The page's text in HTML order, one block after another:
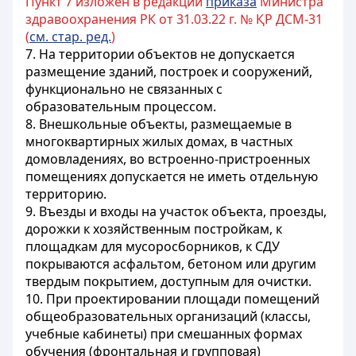
здравоохранения РК от 31.03.22 г. № ҚР ДСМ-31
(см. стар. ред.)
7. На территории объектов не допускается
размещение зданий, построек и сооружений,
функционально не связанных с
образовательным процессом.
8. Внешкольные объекты, размещаемые в
многоквартирных жилых домах, в частных
домовладениях, во встроенно-пристроенных
помещениях допускается не иметь отдельную
территорию.
9. Въезды и входы на участок объекта, проезды,
дорожки к хозяйственным постройкам, к
площадкам для мусоросборников, к СДУ
покрываются асфальтом, бетоном или другим
твердым покрытием, доступным для очистки.
10. При проектировании площади помещений
общеобразовательных организаций (классы,
учебные кабинеты) при смешанных формах
обучения (фронтальная и групповая)